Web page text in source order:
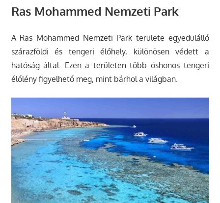
Ras Mohammed Nemzeti Park
A Ras Mohammed Nemzeti Park területe egyedülálló
szárazföldi és tengeri élőhely, különösen védett a
hatóság által. Ezen a területen több őshonos tengeri
élőlény figyelhető meg, mint bárhol a világban.